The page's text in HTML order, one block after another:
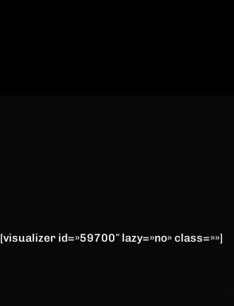
[visualizer id=»59700″ lazy=»no» class=»»]